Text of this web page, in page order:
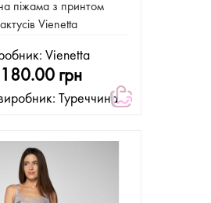
піжама з принтом
Vienetta
Vienetta
грн
Туреччина